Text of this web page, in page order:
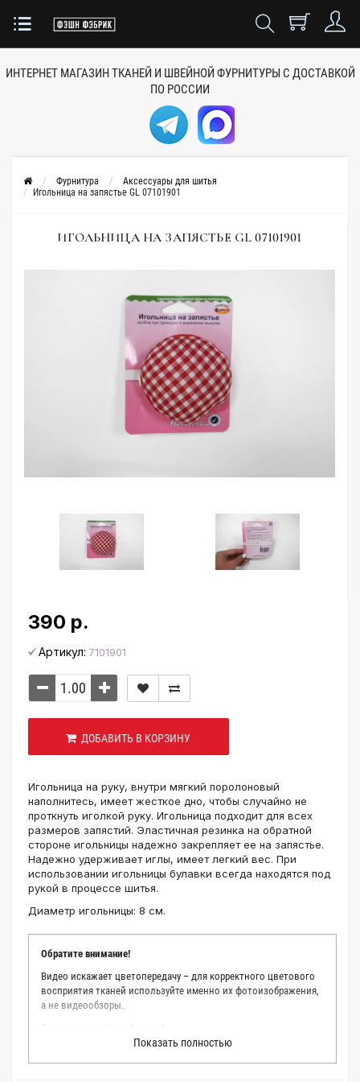
ИНТЕРНЕТ МАГАЗИН ТКАНЕЙ И ШВЕЙНОЙ ФУРНИТУРЫ С ДОСТАВКОЙ
ПО РОССИИ
Фурнитура
Аксессуары для шитья
Игольница на запястье GL 07101901
ИГОЛЬНИЦА НА ЗАПЯСТЬЕ GL 07101901
390 р.
Артикул: 7101901
ДОБАВИТЬ В КОРЗИНУ
Игольница на руку, внутри мягкий поролоновый
наполнитесь, имеет жесткое дно, чтобы случайно не
проткнуть иголкой руку. Игольница подходит для всех
размеров запястий. Эластичная резинка на обратной
стороне игольницы надежно закрепляет ее на запястье.
Надежно удерживает иглы, имеет легкий вес. При
использовании игольницы булавки всегда находятся под
рукой в процессе шитья.
Диаметр игольницы: 8 см.
Обратите внимание!
Видео искажает цветопередачу – для корректного цветового
восприятия тканей используйте именно их фотоизображения,
а не видеообзоры.
Мы делаем все возможное, чтобы точно описать цвет каждой
ткани из нашего каталога. Мы осматриваем и фотографируем
Показать полностью